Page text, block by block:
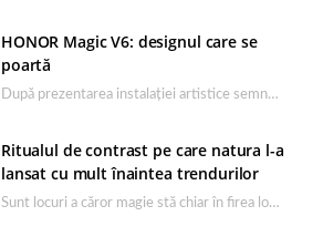
HONOR Magic V6: designul care se
poartă
După prezentarea instalației artistice semnată de Catrinel Săbăciag în cadrul evenimentului de lansare HONOR Magic…
Ritualul de contrast pe care natura l-a
lansat cu mult înaintea trendurilor
Sunt locuri a căror magie stă chiar în firea lor naturală, iar Lacul Ursu din…